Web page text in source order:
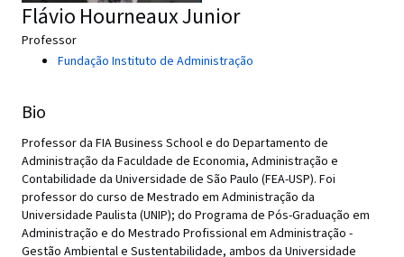
Flávio Hourneaux Junior
Professor
Fundação Instituto de Administração
Bio
Professor da FIA Business School e do Departamento de
Administração da Faculdade de Economia, Administração e
Contabilidade da Universidade de São Paulo (FEA-USP). Foi
professor do curso de Mestrado em Administração da
Universidade Paulista (UNIP); do Programa de Pós-Graduação em
Administração e do Mestrado Profissional em Administração -
Gestão Ambiental e Sustentabilidade, ambos da Universidade